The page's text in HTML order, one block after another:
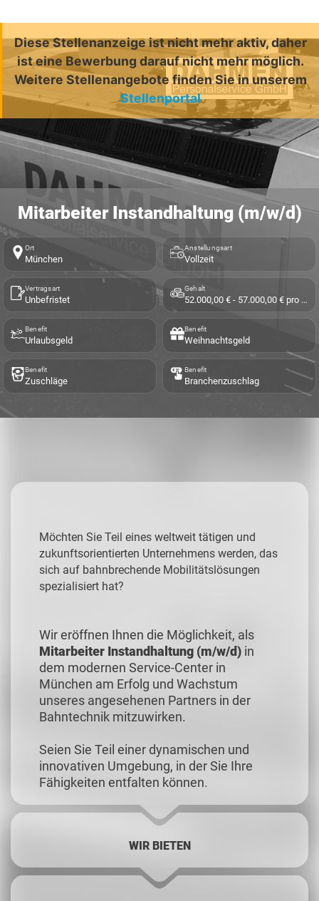
Diese Stellenanzeige ist nicht mehr aktiv, daher
ist eine Bewerbung darauf nicht mehr möglich.
Weitere Stellenangebote finden Sie in unserem
Stellenportal
Mitarbeiter Instandhaltung (m/w/d)
Ort
München
Anstellungsart
Vollzeit
Vertragsart
Unbefristet
Gehalt
52.000,00 € - 57.000,00 € pro Jahr
Benefit
Urlaubsgeld
Benefit
Weihnachtsgeld
Benefit
Zuschläge
Benefit
Branchenzuschlag
Möchten Sie Teil eines weltweit tätigen und
zukunftsorientierten Unternehmens werden, das
sich auf bahnbrechende Mobilitätslösungen
spezialisiert hat?
Wir eröffnen Ihnen die Möglichkeit, als
Mitarbeiter Instandhaltung (m/w/d) in
dem modernen Service-Center in
München am Erfolg und Wachstum
unseres angesehenen Partners in der
Bahntechnik mitzuwirken.
Seien Sie Teil einer dynamischen und
innovativen Umgebung, in der Sie Ihre
Fähigkeiten entfalten können.
WIR BIETEN